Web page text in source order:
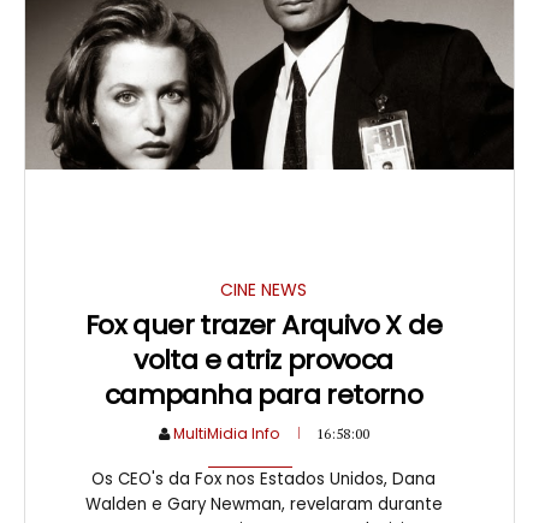
CINE NEWS
Fox quer trazer Arquivo X de
volta e atriz provoca
campanha para retorno
MultiMidia Info 16:58:00
Os CEO's da Fox nos Estados Unidos, Dana
Walden e Gary Newman, revelaram durante